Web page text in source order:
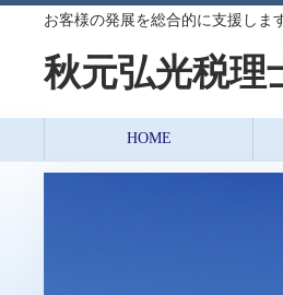
お客様の発展を総合的に支援しま
秋元弘光税理
HOME